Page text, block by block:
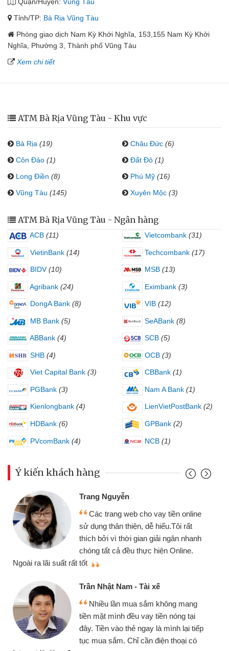
Tỉnh/TP: Bà Rịa Vũng Tàu
Phòng giao dịch Nam Kỳ Khởi Nghĩa, 153,155 Nam Kỳ Khởi
Nghĩa, Phường 3, Thành phố Vũng Tàu
Xem chi tiết
ATM Bà Rịa Vũng Tàu - Khu vực
Bà Rịa (19) Châu Đức (6)
Côn Đảo (1) Đất Đỏ (1)
Long Điền (8) Phú Mỹ (16)
Vũng Tàu (145) Xuyên Mộc (3)
ATM Bà Rịa Vũng Tàu - Ngân hàng
ACB (11) Vietcombank (31)
VietinBank (14) Techcombank (17)
BIDV (10) MSB (13)
Agribank (24) Eximbank (3)
DongA Bank (8) VIB (12)
MB Bank (5) SeABank (8)
ABBank (4) SCB (5)
SHB (4) OCB (3)
Viet Capital Bank (3) CBBank (1)
PGBank (3) Nam A Bank (1)
Kienlongbank (4) LienVietPostBank (2)
HDBank (6) GPBank (2)
PVcomBank (4) NCB (1)
Ý kiến khách hàng
trang web cho vay tiền online
thân thiện, dễ hiểu.Tôi rất
vì thời gian giải ngân nhanh
cả đều thực hiện Online.
Nam - Tài xế
lần mua sắm không mang
mình đều vay tiền nóng tại
vào thẻ ngay là mình lại tiếp
sắm. Chỉ cần điện thoại có
chiếc xe
nhiều lúc
đến website
đã giải